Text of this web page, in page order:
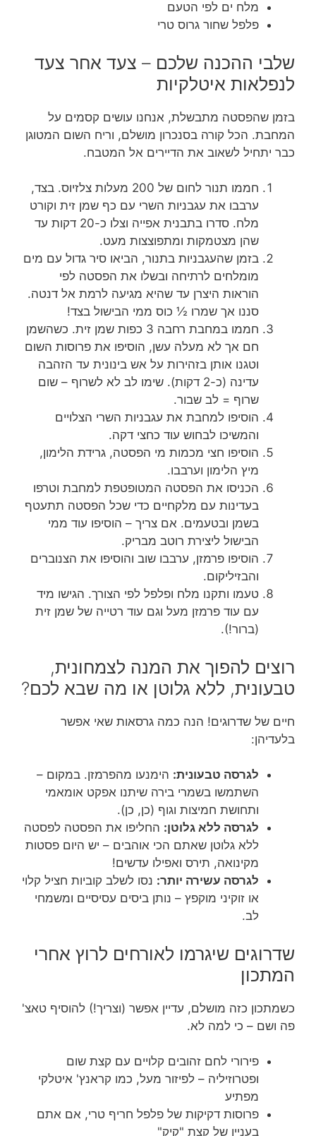
מלח ים לפי הטעם
פלפל שחור גרוס טרי
שלבי ההכנה שלכם – צעד אחר צעד
לנפלאות איטלקיות
בזמן שהפסטה מתבשלת, אנחנו עושים קסמים על
המחבת. הכל קורה בסנכרון מושלם, וריח השום המטוגן
כבר יתחיל לשאוב את הדיירים אל המטבח.
חממו תנור לחום של 200 מעלות צלזיוס. בצד,
ערבבו את עגבניות השרי עם כף שמן זית וקורט
מלח. סדרו בתבנית אפייה וצלו כ-20 דקות עד
שהן מצטמקות ומתפוצצות מעט.
בזמן שהעגבניות בתנור, הביאו סיר גדול עם מים
מומלחים לרתיחה ובשלו את הפסטה לפי
הוראות היצרן עד שהיא מגיעה לרמת אל דנטה.
סננו אך שמרו ½ כוס ממי הבישול בצד!
חממו במחבת רחבה 3 כפות שמן זית. כשהשמן
חם אך לא מעלה עשן, הוסיפו את פרוסות השום
וטגנו אותן בזהירות על אש בינונית עד הזהבה
עדינה (כ-2 דקות). שימו לב לא לשרוף – שום
שרוף = לב שבור.
הוסיפו למחבת את עגבניות השרי הצלויים
והמשיכו לבחוש עוד כחצי דקה.
הוסיפו חצי מכמות מי הפסטה, גרידת הלימון,
מיץ הלימון וערבבו.
הכניסו את הפסטה המטופטפת למחבת וטרפו
בעדינות עם מלקחיים כדי שכל הפסטה תתעטף
בשמן ובטעמים. אם צריך – הוסיפו עוד ממי
הבישול ליצירת רוטב מבריק.
הוסיפו פרמזן, ערבבו שוב והוסיפו את הצנוברים
והבזיליקום.
טעמו ותקנו מלח ופלפל לפי הצורך. הגישו מיד
עם עוד פרמזן מעל וגם עוד רטייה של שמן זית
(ברור!).
רוצים להפוך את המנה לצמחונית,
טבעונית, ללא גלוטן או מה שבא לכם?
חיים של שדרוגים! הנה כמה גרסאות שאי אפשר
בלעדיהן:
לגרסה טבעונית: הימנעו מהפרמזן. במקום –
השתמשו בשמרי בירה שיתנו אפקט אומאמי
ותחושת חמיצות וגוף (כן, כן).
לגרסה ללא גלוטן: החליפו את הפסטה לפסטה
ללא גלוטן שאתם הכי אוהבים – יש היום פסטות
מקינואה, תירס ואפילו עדשים!
לגרסה עשירה יותר: נסו לשלב קוביות חציל קלוי
או זוקיני מוקפץ – נותן ביסים עסיסיים ומשמחי
לב.
שדרוגים שיגרמו לאורחים לרוץ אחרי
המתכון
כשמתכון כזה מושלם, עדיין אפשר (וצריך!) להוסיף טאצ'
פה ושם – כי למה לא.
פירורי לחם זהובים קלויים עם קצת שום
ופטרוזיליה – לפיזור מעל, כמו קראנץ' איטלקי
מפתיע
פרוסות דקיקות של פלפל חריף טרי, אם אתם
בעניין של קצת "קיק"